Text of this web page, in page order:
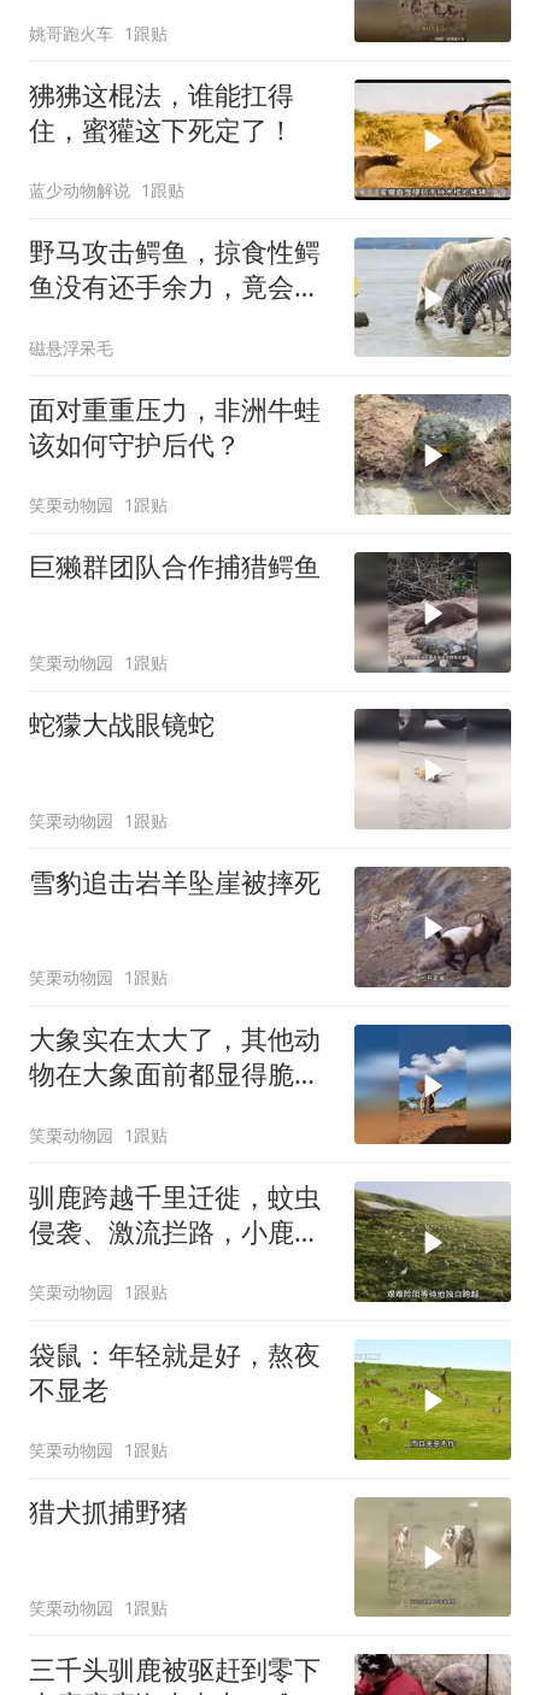
姚哥跑火车 1跟贴
狒狒这棍法，谁能扛得
住，蜜獾这下死定了！
蓝少动物解说 1跟贴
野马攻击鳄鱼，掠食性鳄
鱼没有还手余力，竟会发
磁悬浮呆毛
面对重重压力，非洲牛蛙
该如何守护后代？
笑栗动物园 1跟贴
巨獭群团队合作捕猎鳄鱼
笑栗动物园 1跟贴
蛇獴大战眼镜蛇
笑栗动物园 1跟贴
雪豹追击岩羊坠崖被摔死
笑栗动物园 1跟贴
大象实在太大了，其他动
物在大象面前都显得脆弱
笑栗动物园 1跟贴
驯鹿跨越千里迁徙，蚊虫
侵袭、激流拦路，小鹿险
笑栗动物园 1跟贴
袋鼠：年轻就是好，熬夜
不显老
笑栗动物园 1跟贴
猎犬抓捕野猪
笑栗动物园 1跟贴
三千头驯鹿被驱赶到零下